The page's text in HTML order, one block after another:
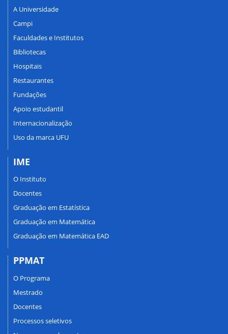
A Universidade
Campi
Faculdades e Institutos
Bibliotecas
Hospitais
Restaurantes
Fundações
Apoio estudantil
Internacionalização
Uso da marca UFU
IME
O Instituto
Docentes
Graduação em Estatística
Graduação em Matemática
Graduação em Matemática EAD
PPMAT
O Programa
Mestrado
Docentes
Processos seletivos